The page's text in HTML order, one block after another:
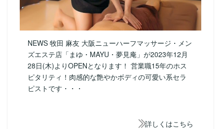
NEWS 牧田 麻友 大阪ニューハーフマッサージ・メン
ズエステ店「まゆ・MAYU・夢見庵」が2023年12月
28日(木)よりOPENとなります！ 営業職15年のホス
ピタリティ！肉感的な艶やかボディの可愛い系セラ
ピストです・・・
詳しくはこちら